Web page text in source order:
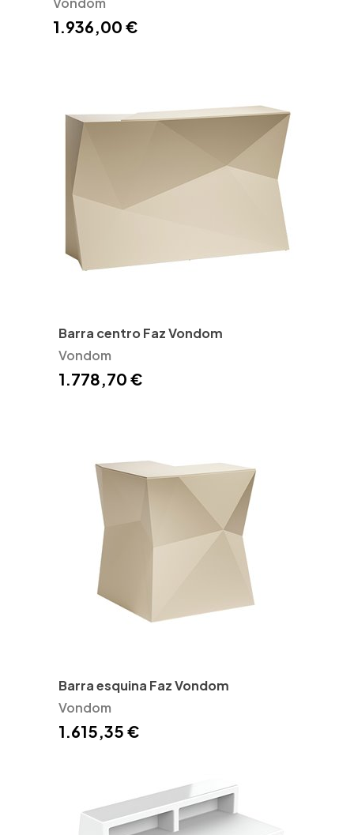
1.936,00 €
Barra centro Faz Vondom
Vondom
1.778,70 €
Barra esquina Faz Vondom
Vondom
1.615,35 €